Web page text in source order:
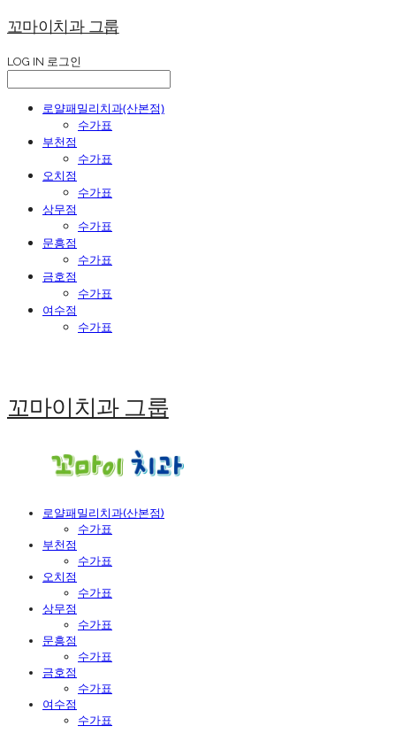
꼬마이치과 그룹
LOG IN 로그인
로얄패밀리치과(산본점)
수가표
부천점
수가표
오치점
수가표
상무점
수가표
문흥점
수가표
금호점
수가표
여수점
수가표
꼬마이치과 그룹
로얄패밀리치과(산본점)
수가표
부천점
수가표
오치점
수가표
상무점
수가표
문흥점
수가표
금호점
수가표
여수점
수가표